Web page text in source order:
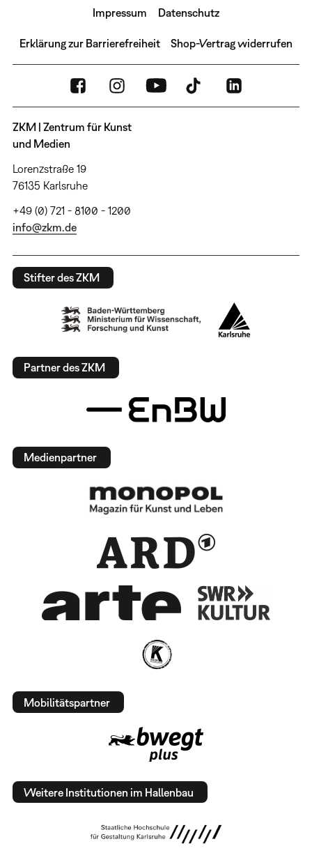
Impressum Datenschutz
Erklärung zur Barrierefreiheit Shop-Vertrag widerrufen
ZKM | Zentrum für Kunst
und Medien
Lorenzstraße 19
76135 Karlsruhe
+49 (0) 721 - 8100 - 1200
info@zkm.de
Stifter des ZKM
Partner des ZKM
Medienpartner
Mobilitätspartner
Weitere Institutionen im Hallenbau